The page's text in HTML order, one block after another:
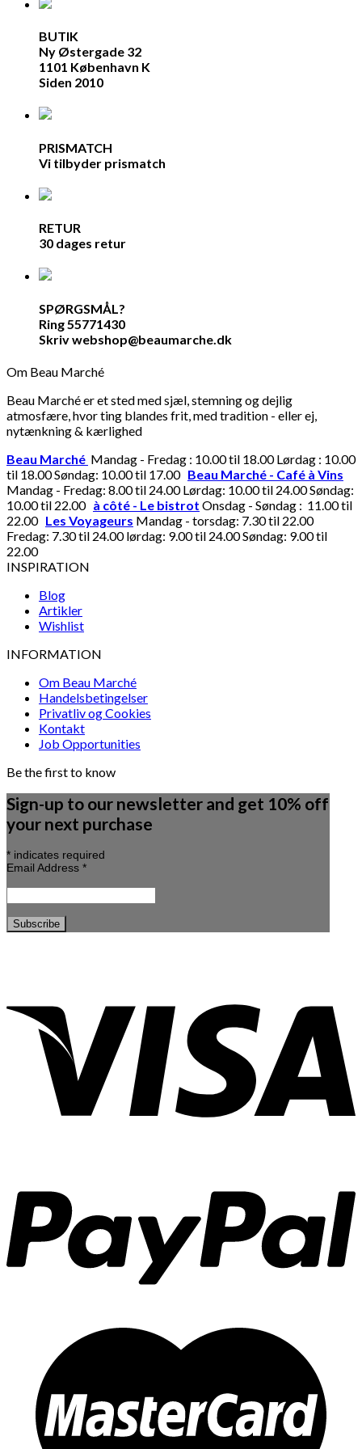
BUTIK
Ny Østergade 32
1101 København K
Siden 2010
PRISMATCH
Vi tilbyder prismatch
RETUR
30 dages retur
SPØRGSMÅL?
Ring 55771430
Skriv webshop@beaumarche.dk
Om Beau Marché
Beau Marché er et sted med sjæl, stemning og dejlig
atmosfære, hvor ting blandes frit, med tradition - eller ej,
nytænkning & kærlighed
Beau Marché Mandag - Fredag : 10.00 til 18.00 Lørdag : 10.00
til 18.00 Søndag: 10.00 til 17.00 Beau Marché - Café à Vins
Mandag - Fredag: 8.00 til 24.00 Lørdag: 10.00 til 24.00 Søndag:
10.00 til 22.00 à côté - Le bistrot Onsdag - Søndag : 11.00 til
22.00 Les Voyageurs Mandag - torsdag: 7.30 til 22.00
Fredag: 7.30 til 24.00 lørdag: 9.00 til 24.00 Søndag: 9.00 til
22.00
INSPIRATION
Blog
Artikler
Wishlist
INFORMATION
Om Beau Marché
Handelsbetingelser
Privatliv og Cookies
Kontakt
Job Opportunities
Be the first to know
Sign-up to our newsletter and get 10% off
your next purchase
* indicates required
Email Address *